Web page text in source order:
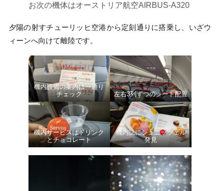
お次の機体はオーストリア航空AIRBUS-A320
夕陽の射すチューリッヒ空港から定刻通りに搭乗し、いざウ
ィーンへ向けて離陸です。
機内設備の案内は一通り
チェック
左右3列ずつのシート配置
機内サービスはドリンク
とチョコレート
機内誌にシュニッツェル
発見